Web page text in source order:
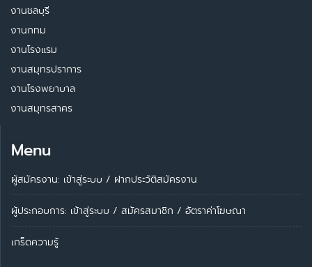
งานชลบุรี
งานกทม
งานโรงแรม
งานสมุทรปราการ
งานโรงพยาบาล
งานสมุทรสาคร
Menu
ผู้สมัครงาน: เข้าสู่ระบบ / ฝากประวัติสมัครงาน
ผู้ประกอบการ: เข้าสู่ระบบ / สมัครสมาชิก / อัตราค่าโฆษณา
เกร็ดความรู้